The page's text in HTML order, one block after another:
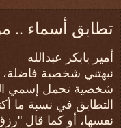
تطابق أسماء ..
أمير بابكر عبدالله
نبهتني شخصية فاضلة،
شخصية تحمل إسمي
التطابق في نسبة ما
نفسها، أو كما قال